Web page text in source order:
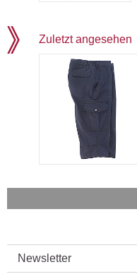
Zuletzt angesehen
Newsletter